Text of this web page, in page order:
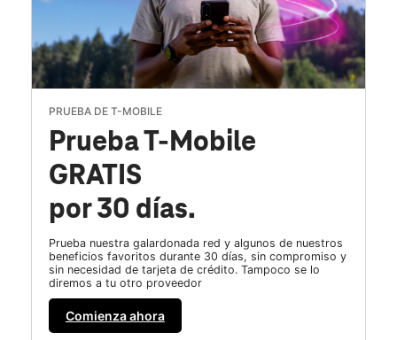
PRUEBA DE T-MOBILE
Prueba T-Mobile
GRATIS
por 30 días.
Prueba nuestra galardonada red y algunos de nuestros
beneficios favoritos durante 30 días, sin compromiso y
sin necesidad de tarjeta de crédito. Tampoco se lo
diremos a tu otro proveedor
Comienza ahora